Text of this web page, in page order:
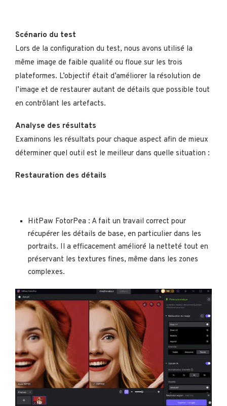
Scénario du test
Lors de la configuration du test, nous avons utilisé la
même image de faible qualité ou floue sur les trois
plateformes. L’objectif était d’améliorer la résolution de
l’image et de restaurer autant de détails que possible tout
en contrôlant les artefacts.
Analyse des résultats
Examinons les résultats pour chaque aspect afin de mieux
déterminer quel outil est le meilleur dans quelle situation :
Restauration des détails
HitPaw FotorPea : A fait un travail correct pour
récupérer les détails de base, en particulier dans les
portraits. Il a efficacement amélioré la netteté tout en
préservant les textures fines, même dans les zones
complexes.